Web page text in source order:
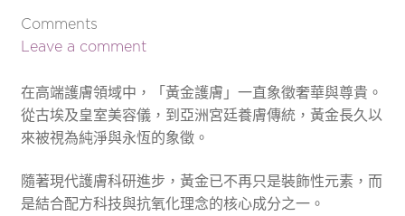
Comments
Leave a comment
在高端護膚領域中，「黃金護膚」一直象徵奢華與尊貴。
從古埃及皇室美容儀，到亞洲宮廷養膚傳統，黃金長久以
來被視為純淨與永恆的象徵。
隨著現代護膚科研進步，黃金已不再只是裝飾性元素，而
是結合配方科技與抗氧化理念的核心成分之一。